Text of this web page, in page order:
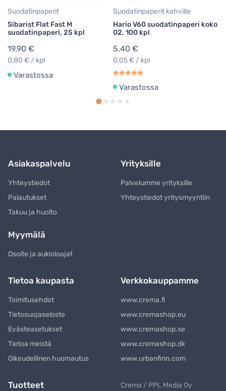
Suodatinpaperit
Sibarist Flat Fast M
suodatinpaperi, 25 kpl
19,90 €
0,80 € / kpl
Varastossa
Suodatinpaperit kahville
Hario V60 suodatinpaperi koko
02, 100 kpl
5,40 €
0,05 € / kpl
Varastossa
Asiakaspalvelu
Yhteystiedot
Palautukset
Takuu ja huolto
Yrityksille
Palvelumme yrityksille
Yhteystiedot yritysmyyntiin
Myymälä
Osoite ja aukioloajat
Tietoa kaupasta
Toimitusehdot
Tietosuojaseloste
Evästeasetukset
Tietoa meistä
Oikeudellinen huomautus
Verkkokauppamme
www.crema.fi
www.cremashop.eu
www.cremashop.se
www.cremashop.dk
www.urbanfinn.com
Tuotteet
Crema / PPL Media Oy